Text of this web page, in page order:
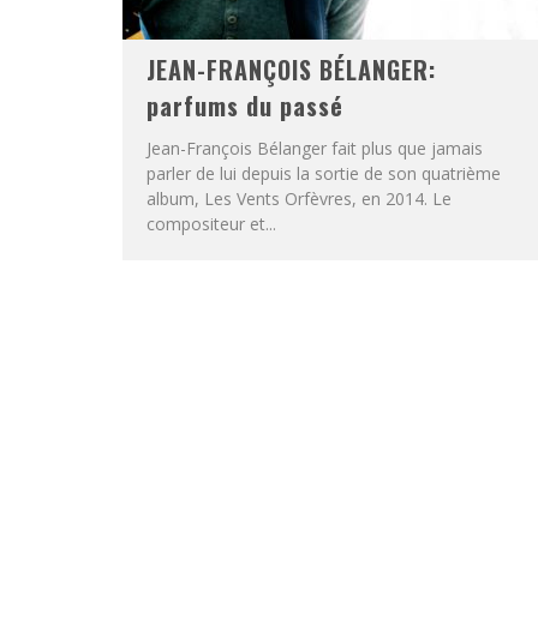
JEAN-FRANÇOIS BÉLANGER:
parfums du passé
Jean-François Bélanger fait plus que jamais
parler de lui depuis la sortie de son quatrième
album, Les Vents Orfèvres, en 2014. Le
compositeur et...